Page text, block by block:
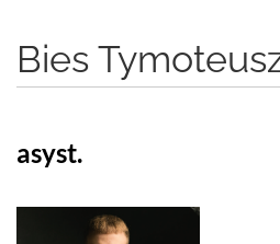
Bies
asyst.